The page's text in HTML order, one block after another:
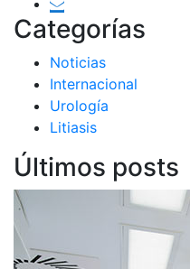
Categorías
Noticias
Internacional
Urología
Litiasis
Últimos posts